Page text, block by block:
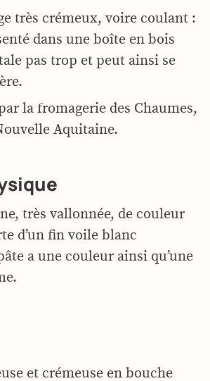
très crémeux, voire coulant :
dans une boîte en bois
pas trop et peut ainsi se
la fromagerie des Chaumes,
Aquitaine.
très vallonnée, de couleur
d’un fin voile blanc
a une couleur ainsi qu’une
et crémeuse en bouche